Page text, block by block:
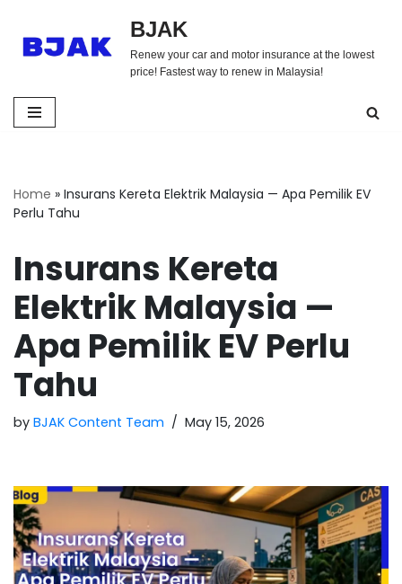
Skip
BJAK
Renew your car and motor insurance at the lowest
price! Fastest way to renew in Malaysia!
Home » Insurans Kereta Elektrik Malaysia — Apa Pemilik EV
Perlu Tahu
Insurans Kereta
Elektrik Malaysia —
Apa Pemilik EV Perlu
Tahu
by BJAK Content Team May 15, 2026